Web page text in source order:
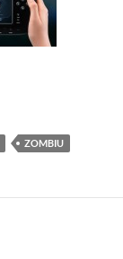
ZOMBIU